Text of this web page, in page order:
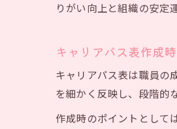
りがい向上と組織の安定
キャリアパス表作成
キャリアパス表は職員の
を細かく反映し、段階的
作成時のポイントとして